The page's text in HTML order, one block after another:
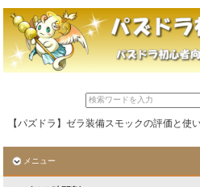
【パズドラ】ゼラ装備スモックの評価と使
メニュー